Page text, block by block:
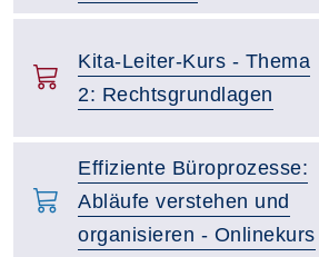
Kita-Leiter-Kurs - Thema
2: Rechtsgrundlagen
Effiziente Büroprozesse:
Abläufe verstehen und
organisieren - Onlinekurs